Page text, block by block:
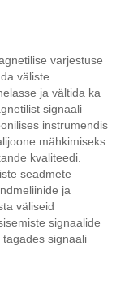
varjestuse
väliste
ja vältida ka
signaali
instrumendis
mähkimiseks
kvaliteedi.
seadmete
ja
väliseid
signaalide
signaali